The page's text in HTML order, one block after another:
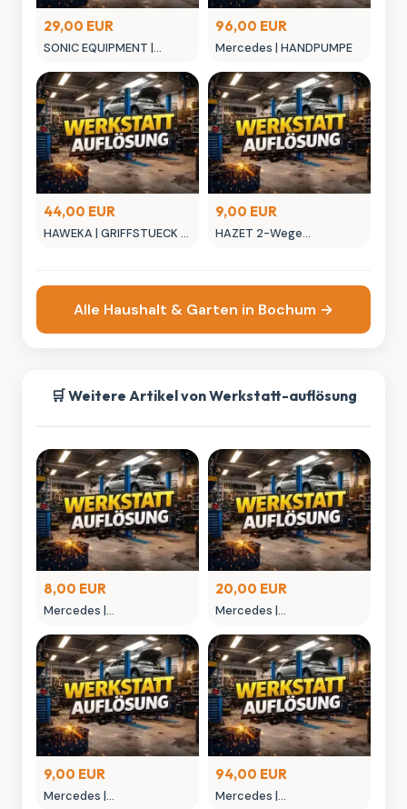
29,00 EUR
SONIC EQUIPMENT |
96,00 EUR
Mercedes | HANDPUMPE
44,00 EUR
HAWEKA | GRIFFSTUECK F.
9,00 EUR
HAZET 2-Wege
Alle Haushalt & Garten in Bochum →
🛒 Weitere Artikel von Werkstatt-auflösung
8,00 EUR
Mercedes |
20,00 EUR
Mercedes |
9,00 EUR
Mercedes |
94,00 EUR
Mercedes |